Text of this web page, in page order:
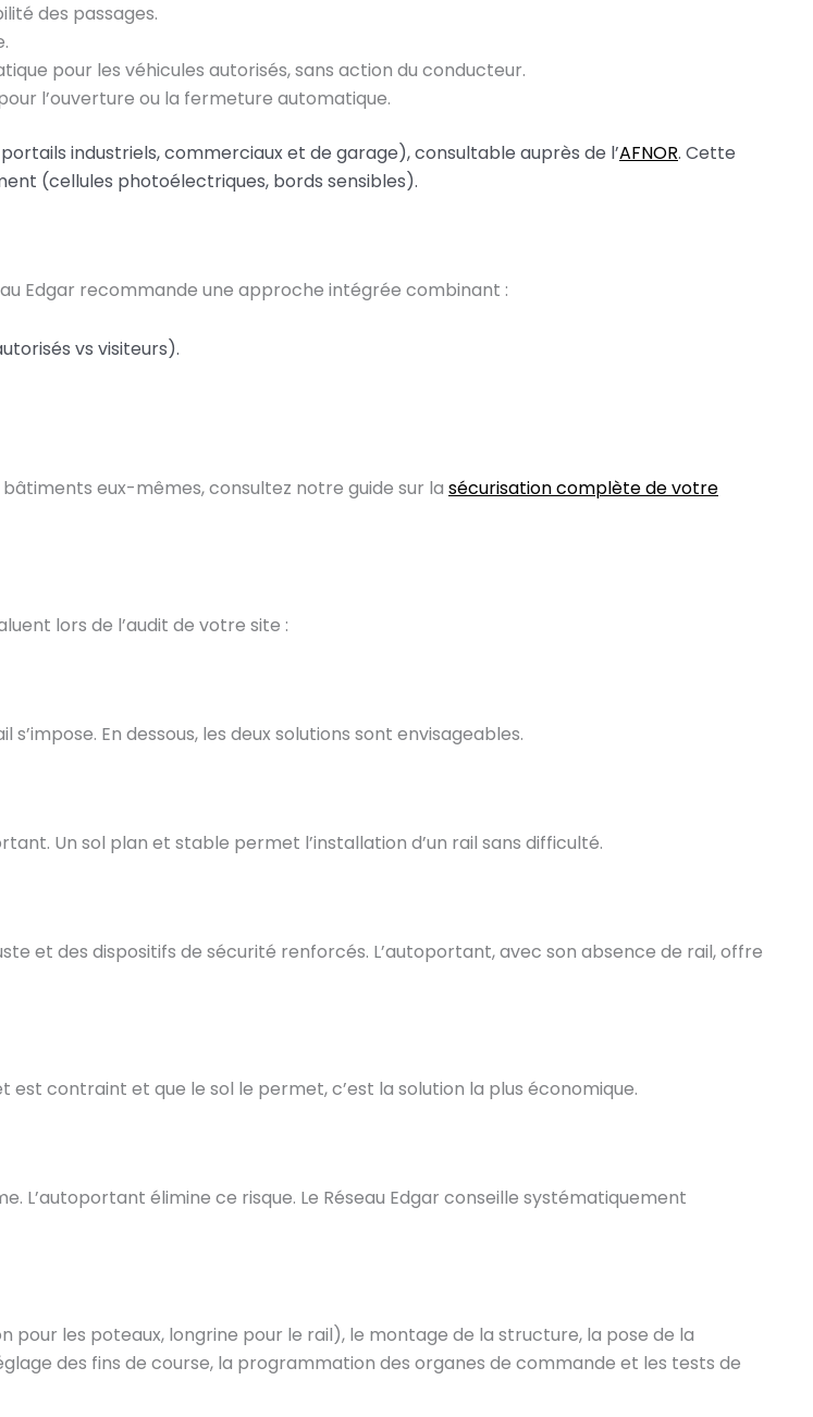
des passages.
pour les véhicules autorisés, sans action du conducteur.
l’ouverture ou la fermeture automatique.
industriels, commerciaux et de garage), consultable auprès de l’AFNOR. Cette
(cellules photoélectriques, bords sensibles).
Edgar recommande une approche intégrée combinant :
vs visiteurs).
eux-mêmes, consultez notre guide sur la sécurisation complète de votre
lors de l’audit de votre site :
En dessous, les deux solutions sont envisageables.
Un sol plan et stable permet l’installation d’un rail sans difficulté.
et des dispositifs de sécurité renforcés. L’autoportant, avec son absence de rail, offre
est contraint et que le sol le permet, c’est la solution la plus économique.
L’autoportant élimine ce risque. Le Réseau Edgar conseille systématiquement
pour les poteaux, longrine pour le rail), le montage de la structure, la pose de la
des fins de course, la programmation des organes de commande et les tests de